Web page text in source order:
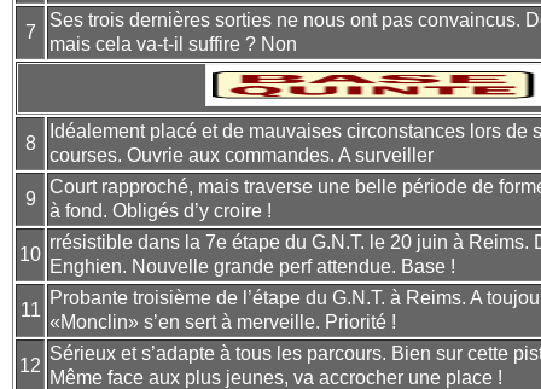
7
Ses trois dernières sorties ne nous ont pas convaincus.
mais cela va-t-il suffire ? Non
8
Idéalement placé et de mauvaises circonstances lors de
courses. Ouvrie aux commandes. A surveiller
9
Court rapproché, mais traverse une belle période de
à fond. Obligés d’y croire !
10
rrésistible dans la 7e étape du G.N.T. le 20 juin à Reims.
Enghien. Nouvelle grande perf attendue. Base !
11
Probante troisième de l’étape du G.N.T. à Reims. A
«Monclin» s’en sert à merveille. Priorité !
12
Sérieux et s’adapte à tous les parcours. Bien sur cette
Même face aux plus jeunes, va accrocher une place !